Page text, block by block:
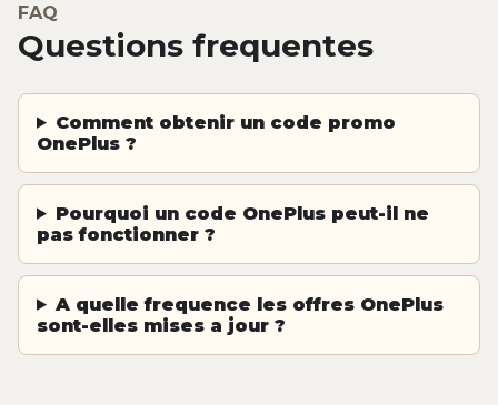
FAQ
Questions frequentes
Comment obtenir un code promo
OnePlus ?
Pourquoi un code OnePlus peut-il ne
pas fonctionner ?
A quelle frequence les offres OnePlus
sont-elles mises a jour ?